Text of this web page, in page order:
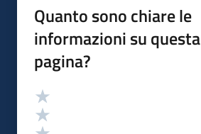
Quanto sono chiare le
informazioni su questa
pagina?
Valutazione